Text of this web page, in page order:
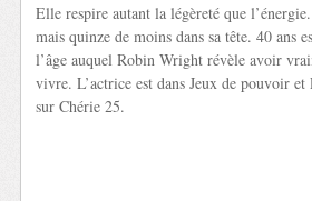
Elle respire autant la légèreté que
mais quinze de moins dans sa tête. 40 ans
l’âge auquel Robin Wright révèle avoir
vivre. L’actrice est dans Jeux de pouvoir
sur Chérie 25.